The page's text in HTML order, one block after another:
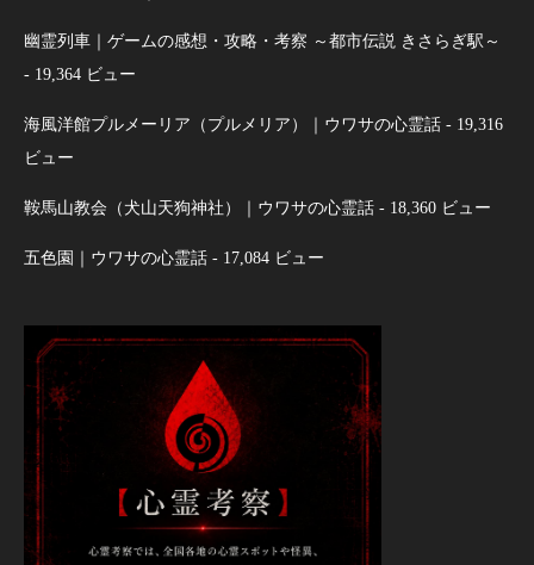
幽霊列車｜ゲームの感想・攻略・考察 ～都市伝説 きさらぎ駅～
- 19,364 ビュー
海風洋館プルメーリア（プルメリア）｜ウワサの心霊話 - 19,316
ビュー
鞍馬山教会（犬山天狗神社）｜ウワサの心霊話 - 18,360 ビュー
五色園｜ウワサの心霊話 - 17,084 ビュー